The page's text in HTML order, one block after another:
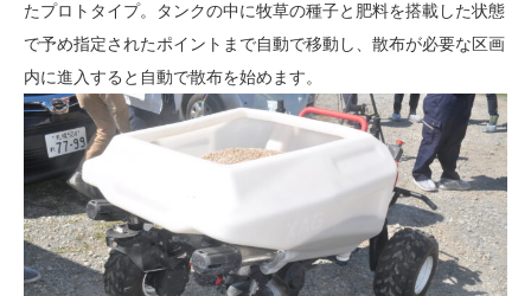
たプロトタイプ。タンクの中に牧草の種子と肥料を搭載した状態
で予め指定されたポイントまで自動で移動し、散布が必要な区画
内に進入すると自動で散布を始めます。